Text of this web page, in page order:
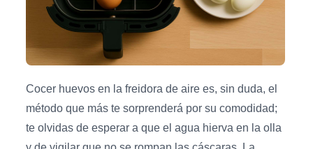
Cocer huevos en la freidora de aire es, sin duda, el
método que más te sorprenderá por su comodidad;
te olvidas de esperar a que el agua hierva en la olla